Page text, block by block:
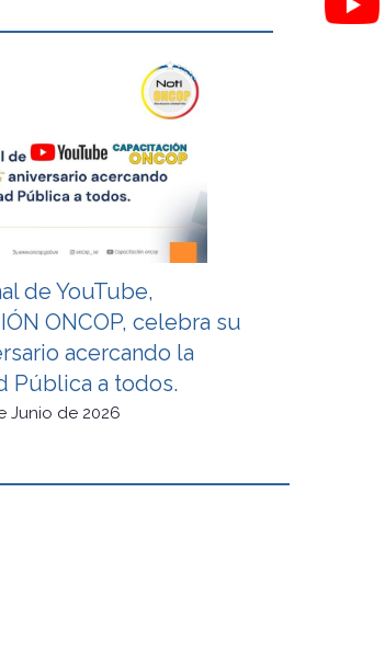
de YouTube,
ONCOP, celebra su
acercando la
Pública a todos.
Junio de 2026